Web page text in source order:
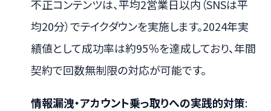
不正コンテンツは、平均2営業日以内（SNSは平
均20分）でテイクダウンを実施します。2024年実
績値として成功率は約95％を達成しており、年間
契約で回数無制限の対応が可能です。
情報漏洩・アカウント乗っ取りへの実践的対策: